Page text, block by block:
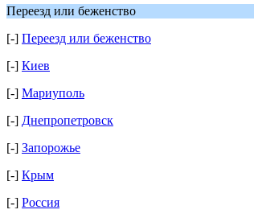
Переезд или беженство
[-] Переезд или беженство
[-] Киев
[-] Мариуполь
[-] Днепропетровск
[-] Запорожье
[-] Крым
[-] Россия